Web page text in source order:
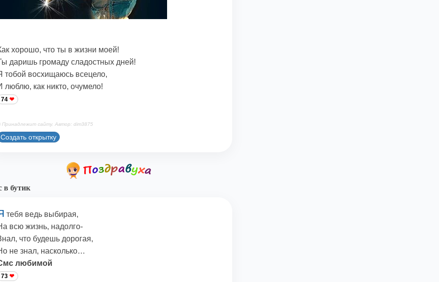
хорошо, что ты в жизни моей!
даришь громаду сладостных дней!
тобой восхищаюсь всецело,
люблю, как никто, очумело!
74
Принадлежит сайту. Автор: dim3875
Создать открытку
в бутик
тебя ведь выбирая,
всю жизнь, надолго-
что будешь дорогая,
не знал, насколько…
любимой
73